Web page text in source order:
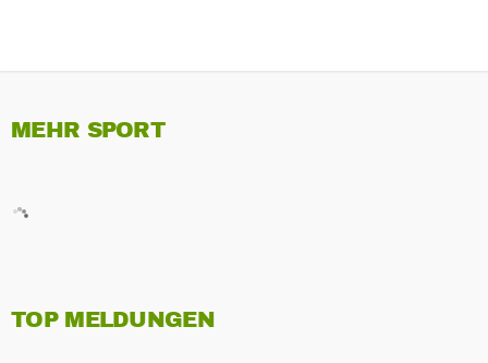
MEHR SPORT
TOP MELDUNGEN